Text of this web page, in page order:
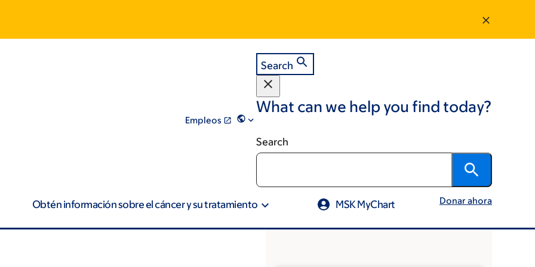
Empleos
Search
What can we help you find today?
Search
Obtén información sobre el cáncer y su tratamiento MSK MyChart Donar ahora